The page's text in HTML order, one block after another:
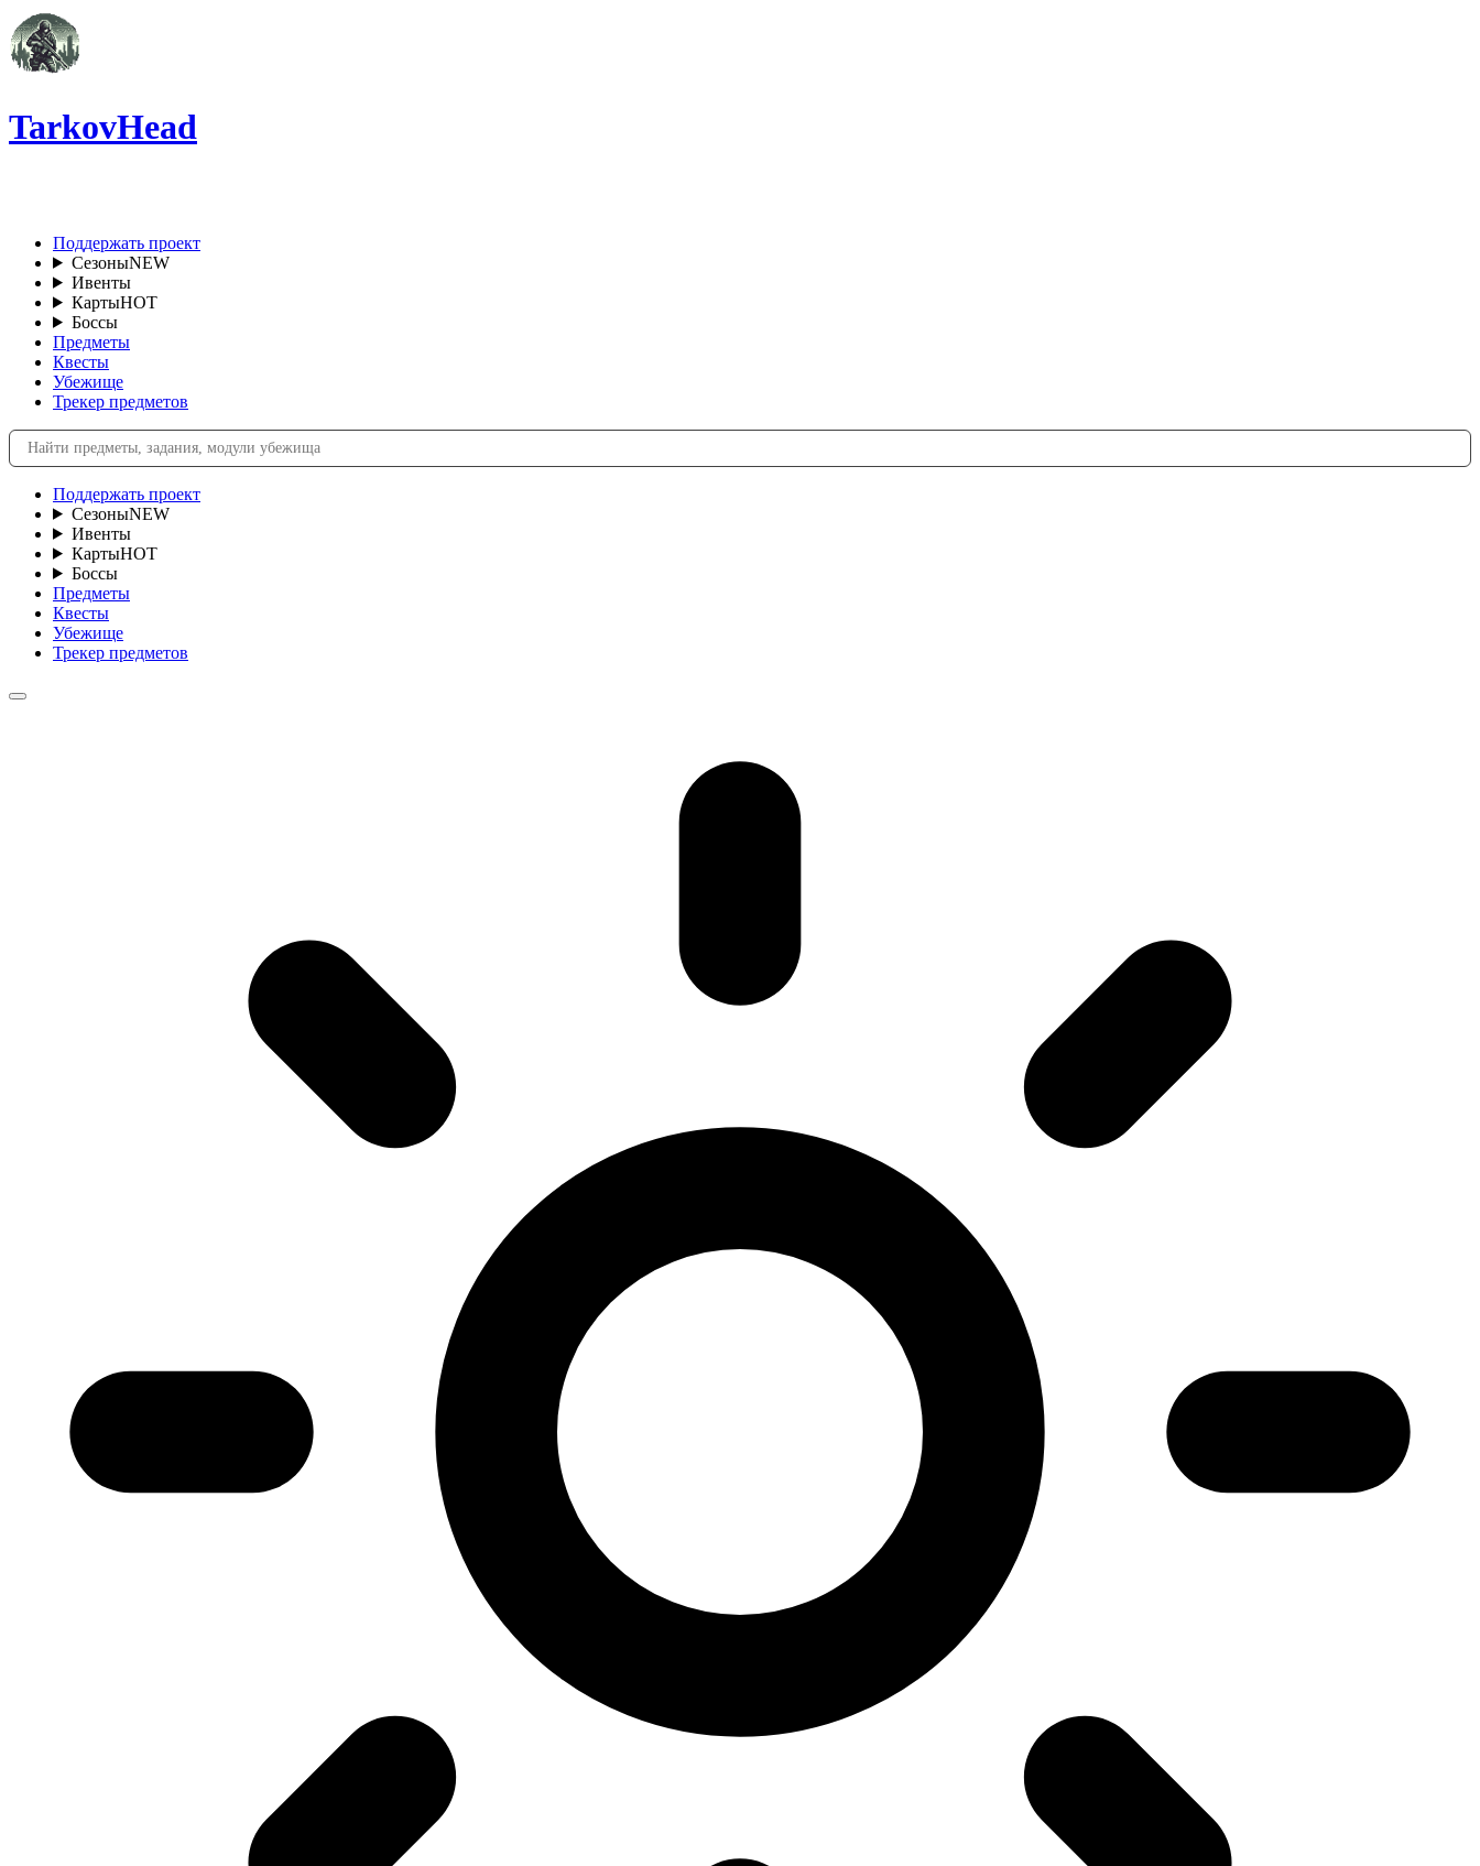
TarkovHead
Поддержать проект
СезоныNEW
Ивенты
КартыHOT
Боссы
Предметы
Квесты
Убежище
Трекер предметов
Поддержать проект
СезоныNEW
Ивенты
КартыHOT
Боссы
Предметы
Квесты
Убежище
Трекер предметов